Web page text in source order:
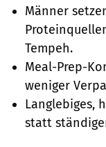
Männer
Tempeh.
Meal-Prep-
weniger
Langlebiges,
statt